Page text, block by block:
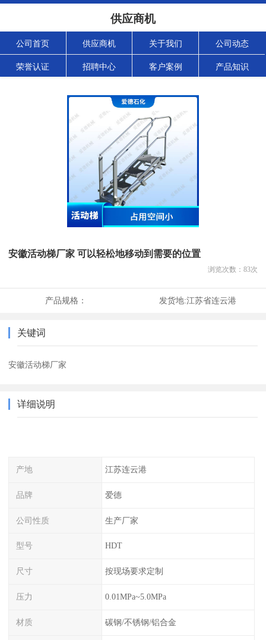
供应商机
公司首页 供应商机 关于我们 公司动态
荣誉认证 招聘中心 客户案例 产品知识
安徽活动梯厂家 可以轻松地移动到需要的位置
浏览次数： 83次
产品规格： 发货地:江苏省连云港
关键词
安徽活动梯厂家
详细说明
产地 江苏连云港
品牌 爱德
公司性质 生产厂家
型号 HDT
尺寸 按现场要求定制
压力 0.01MPa~5.0MPa
材质 碳钢/不锈钢/铝合金